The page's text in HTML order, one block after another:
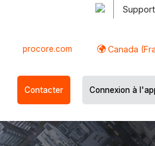
Support
procore.com Canada
Contacter Connexion à